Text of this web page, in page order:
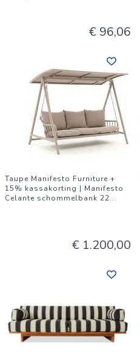
€ 96,06
Taupe Manifesto Furniture +
15% kassakorting | Manifesto
Celante schommelbank 22...
€ 1.200,00